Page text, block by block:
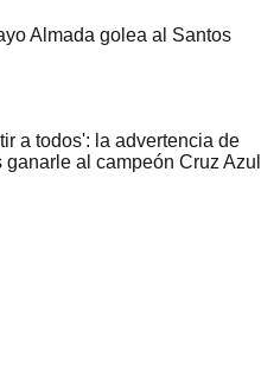
Almada golea al Santos
a todos': la advertencia de
ganarle al campeón Cruz Azul